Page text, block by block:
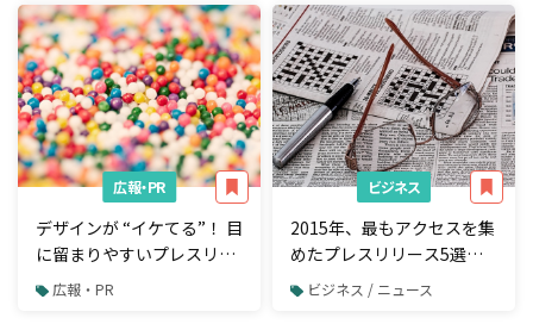
広報・PR
デザインが “イケてる”！ 目
に留まりやすいプレスリリ
ース4選
広報・PR
ビジネス
2015年、最もアクセスを集
めたプレスリリース5選
【PR TIMES】
ビジネス / ニュース